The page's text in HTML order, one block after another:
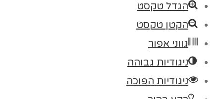
הגדל טקסט
הקטן טקסט
גווני אפור
ניגודיות גבוהה
ניגודיות הפוכה